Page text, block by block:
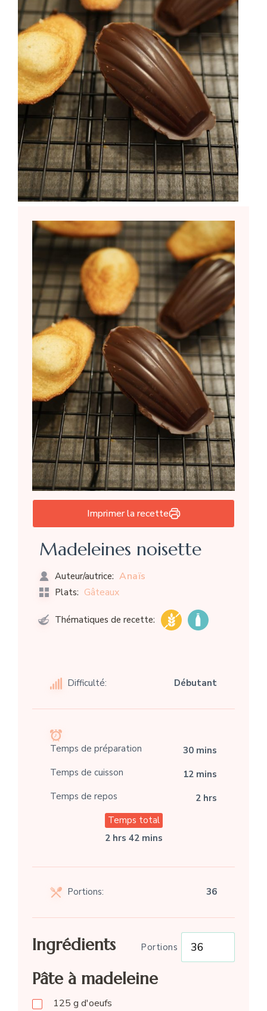
Imprimer la recette
Madeleines noisette
Auteur/autrice: Anaïs
Plats: Gâteaux
Thématiques de recette:
Difficulté: Débutant
Temps de préparation
30 mins
Temps de cuisson
12 mins
Temps de repos
2 hrs
Temps total
2 hrs 42 mins
Portions: 36
Ingrédients Portions
Pâte à madeleine
125 g d'oeufs